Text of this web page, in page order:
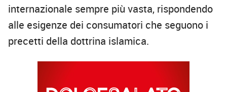
internazionale sempre più vasta, rispondendo
alle esigenze dei consumatori che seguono i
precetti della dottrina islamica.